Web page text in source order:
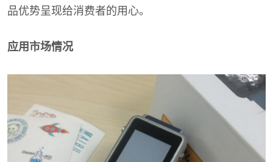
品优势呈现给消费者的用心。
应用市场情况